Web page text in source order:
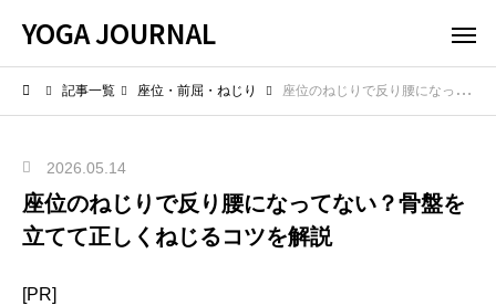
YOGA JOURNAL
記事一覧 座位・前屈・ねじり 座位のねじりで反り腰になってない？骨盤を立てて正しくねじるコツを解説
2026.05.14
座位のねじりで反り腰になってない？骨盤を
立てて正しくねじるコツを解説
[PR]